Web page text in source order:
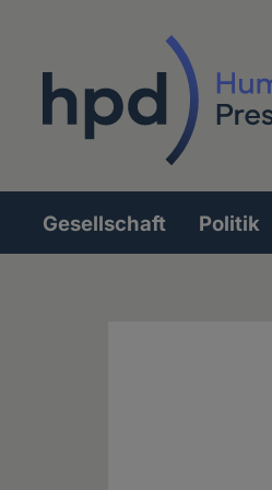
Hauptnavigation
Gesellschaft Politik